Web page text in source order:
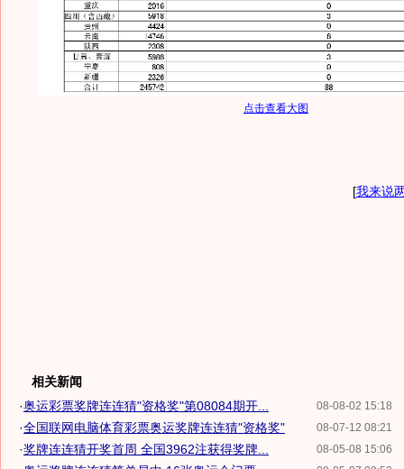
点击查看大图
[我来说
相关新闻
08-08-02 15:18
·奥运彩票奖牌连连猜"资格奖"第08084期开...
08-07-12 08:21
·全国联网电脑体育彩票奥运奖牌连连猜"资格奖"
08-05-08 15:06
·奖牌连连猜开奖首周 全国3962注获得奖牌...